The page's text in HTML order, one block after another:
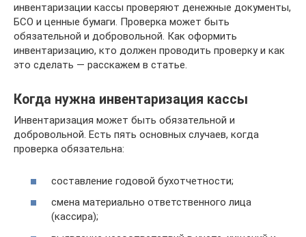
инвентаризации кассы проверяют денежные документы,
БСО и ценные бумаги. Проверка может быть
обязательной и добровольной. Как оформить
инвентаризацию, кто должен проводить проверку и как
это сделать — расскажем в статье.
Когда нужна инвентаризация кассы
Инвентаризация может быть обязательной и
добровольной. Есть пять основных случаев, когда
проверка обязательна:
составление годовой бухотчетности;
смена материально ответственного лица
(кассира);